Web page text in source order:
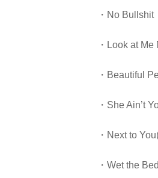
・No Bullshit
・Look at
・Beautiful
・She Ain’t
・Next to
・Wet the